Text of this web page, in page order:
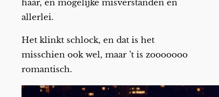
haar, en mogelijke misverstanden en
allerlei.
Het klinkt schlock, en dat is het
misschien ook wel, maar ’t is zooooooo
romantisch.